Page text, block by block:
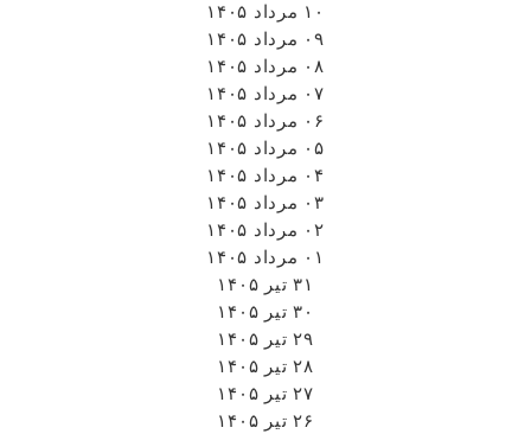
۱۰ مرداد ۱۴۰۵
۰۹ مرداد ۱۴۰۵
۰۸ مرداد ۱۴۰۵
۰۷ مرداد ۱۴۰۵
۰۶ مرداد ۱۴۰۵
۰۵ مرداد ۱۴۰۵
۰۴ مرداد ۱۴۰۵
۰۳ مرداد ۱۴۰۵
۰۲ مرداد ۱۴۰۵
۰۱ مرداد ۱۴۰۵
۳۱ تیر ۱۴۰۵
۳۰ تیر ۱۴۰۵
۲۹ تیر ۱۴۰۵
۲۸ تیر ۱۴۰۵
۲۷ تیر ۱۴۰۵
۲۶ تیر ۱۴۰۵